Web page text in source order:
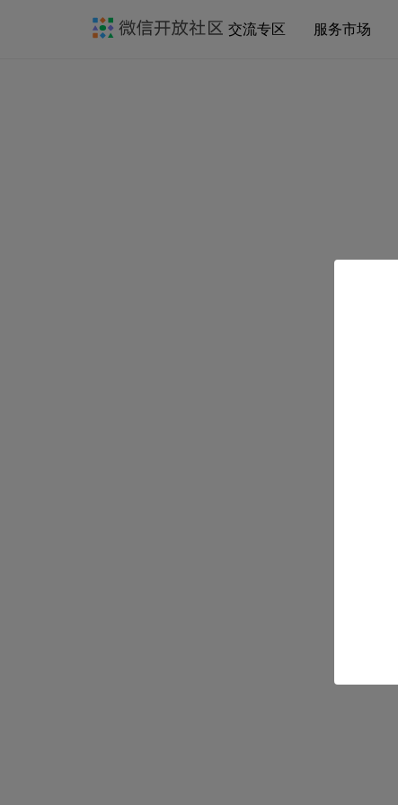
交流专区 服务市场